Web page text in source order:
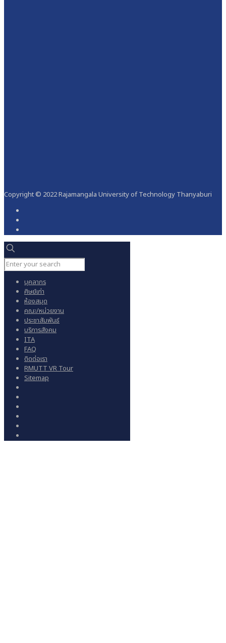
Copyright © 2022 Rajamangala University of Technology Thanyaburi
บุคลากร
ศิษย์เก่า
ห้องสมุด
คณะ/หน่วยงาน
ประชาสัมพันธ์
บริการสังคม
ITA
FAQ
ติดต่อเรา
RMUTT VR Tour
Sitemap